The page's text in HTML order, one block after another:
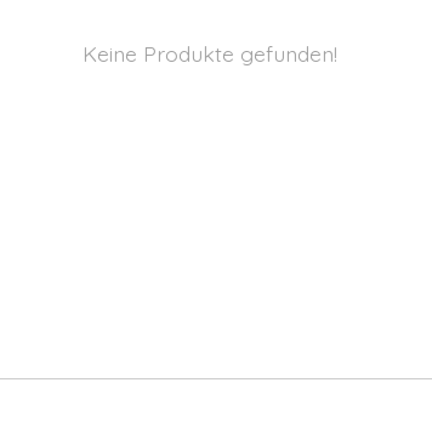
Keine Produkte gefunden!